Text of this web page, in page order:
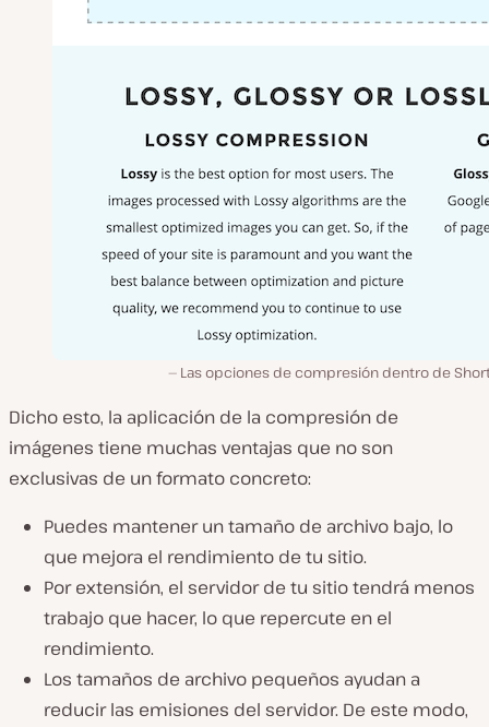
Las opciones de compresión dentro de
Dicho esto, la aplicación de la compresión de
imágenes tiene muchas ventajas que no son
exclusivas de un formato concreto:
Puedes mantener un tamaño de archivo bajo, lo
que mejora el rendimiento de tu sitio.
Por extensión, el servidor de tu sitio tendrá menos
trabajo que hacer, lo que repercute en el
rendimiento.
Los tamaños de archivo pequeños ayudan a
reducir las emisiones del servidor. De este modo,